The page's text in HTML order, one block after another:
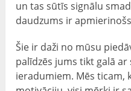
un tas sūtīs signālu
daudzums ir
Šie ir daži no mūsu
palīdzēs jums tikt galā ar
ieradumiem. Mēs ticam,